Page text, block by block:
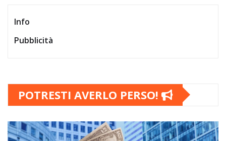
Info
Pubblicità
POTRESTI AVERLO PERSO!